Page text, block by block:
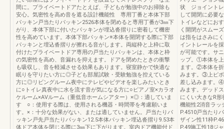
間に。プライベートドアたとえば、子どもが勉強中のお掃除も
安心。気密性を高め音を遮る設計機能性 専用丁番と本体下部
パッキン戸当たりパッキン2526本体を閉めると専用丁番が3㎜下
がり、本体下部に付いたパッキンが埋込沓摺りに密着して機密
性を高めています。本体下部パッキン※本体を開閉する際に下部
パッキンと埋込沓摺りが擦れる音がします。両縦枠と上枠に取
付けたプライベートドア専用の戸当たりパッキンは、本体と枠
の気密性を高め、音漏れを抑えます。ドアを閉めたときの衝撃
も吸収し、音を軽減させる効果もあります。寝室静かで快適な
眠りを守りたい方に◎子ども部屋試験・受験勉強を控えている
方に◎リビングルーム夜中にテレビやビデオを楽しみたいとき
に○トイレ真夜中に水を流す音が気になる方に○ピアノ室×カラオ
ケルーム×AVルーム（重低音ホームシアター）×◎：適していま
す ○：使用する際は、使用される機器・時間帯を考慮願いま
す。×：十分な効果がない、または適していません。戸当たりパ
ッキン戸先戸当たりパッキン12.5本体パッキン埋込沓摺り9.53本
体ドア本体を閉じる際に3㎜下に下がります。室内ドア機能付ド
状 ジョイントレ
して開閉に必要
トイレなどにお
く開閉がスムー
は指をはさみに
イントレールを
が可能です。サ
ップ。①本体を
ます。②本体を
みます。③上ピ
差し込みます。
みます。デッド
にくい大きなR
機能性2消音ラッ
P.4510戸当たり
ザイン性11枠
P.49施工性18ジ